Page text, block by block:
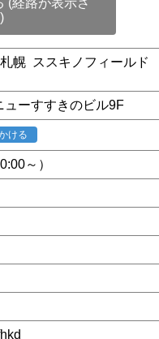
幌 ススキノフィールド
ューすすきのビル9F
ける
～）